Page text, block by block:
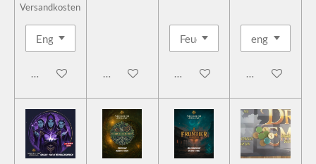
Versandkosten
In den WarenkorbIn den WarenkorbIn den WarenkorbIn den